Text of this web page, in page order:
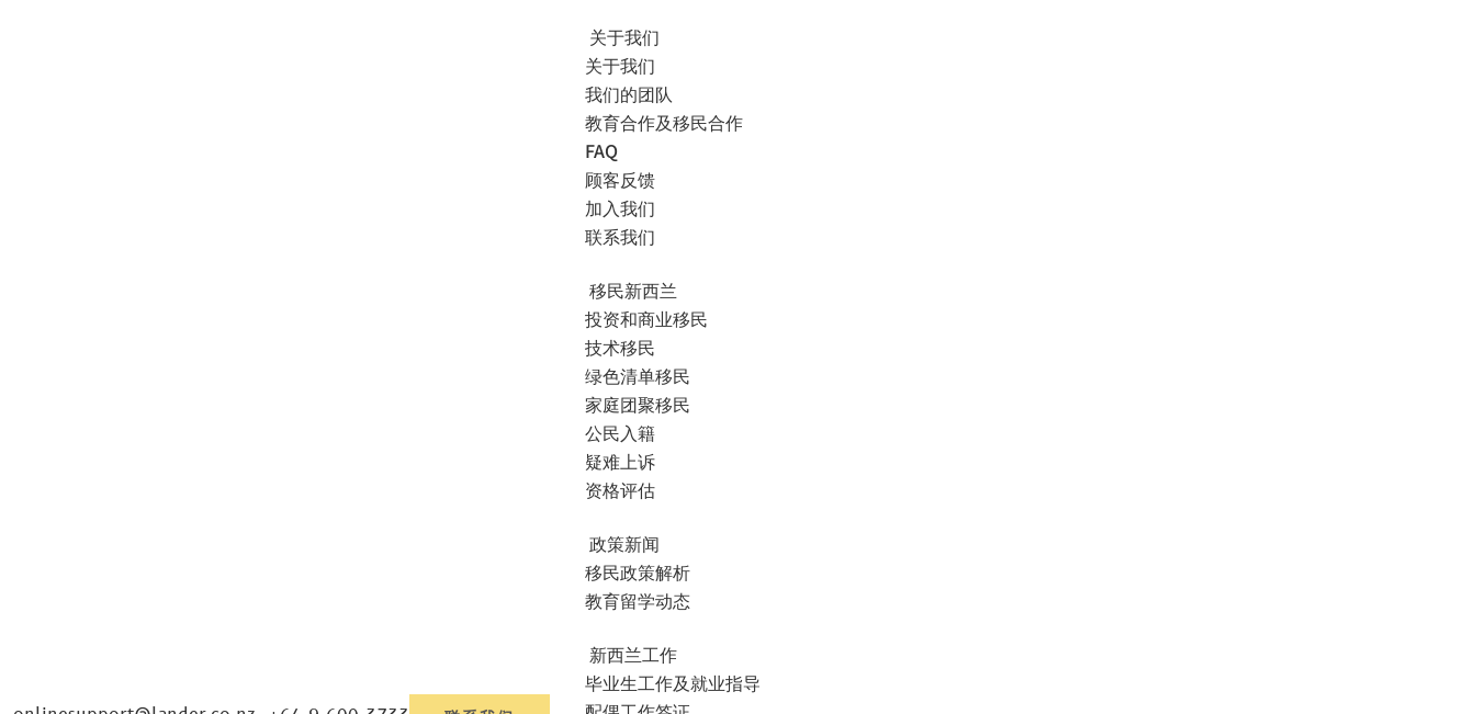
关于我们
关于我们
我们的团队
教育合作及移民合作
FAQ
顾客反馈
加入我们
联系我们
移民新西兰
投资和商业移民
技术移民
绿色清单移民
家庭团聚移民
公民入籍
疑难上诉
资格评估
政策新闻
移民政策解析
教育留学动态
新西兰工作
毕业生工作及就业指导